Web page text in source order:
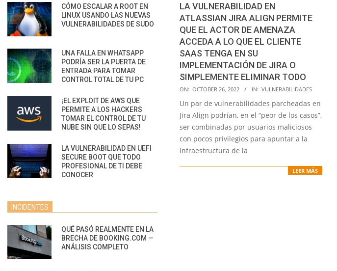
LA VULNERABILIDAD EN
ATLASSIAN JIRA ALIGN PERMITE
QUE EL ACTOR DE AMENAZA
ACCEDA A LO QUE EL CLIENTE
SAAS TENGA EN SU
IMPLEMENTACIÓN DE JIRA O
SIMPLEMENTE ELIMINAR TODO
2022-
10-
26
ON: OCTOBER 26, 2022 IN: VULNERABILIDADES
Un par de vulnerabilidades parcheadas en
Jira Align podrían, en el “peor de los casos”,
ser combinadas por usuarios maliciosos
con pocos privilegios para apuntar a la
infraestructura de la
LEER MÁS
CÓMO ESCALAR A ROOT EN
LINUX USANDO LAS NUEVAS
VULNERABILIDADES DE SUDO
UNA FALLA EN WHATSAPP
PODRÍA SER LA PUERTA DE
ENTRADA PARA TOMAR
CONTROL TOTAL DE TU PC
¡EL EXPLOIT DE AWS QUE
PERMITE A LOS HACKERS
TOMAR EL CONTROL DE TU
NUBE SIN QUE LO SEPAS!
LA VULNERABILIDAD EN UEFI
SECURE BOOT QUE TODO
PROFESIONAL DE TI DEBE
CONOCER
INCIDENTES
QUÉ PASÓ REALMENTE EN LA
BRECHA DE BOOKING.COM —
ANÁLISIS COMPLETO